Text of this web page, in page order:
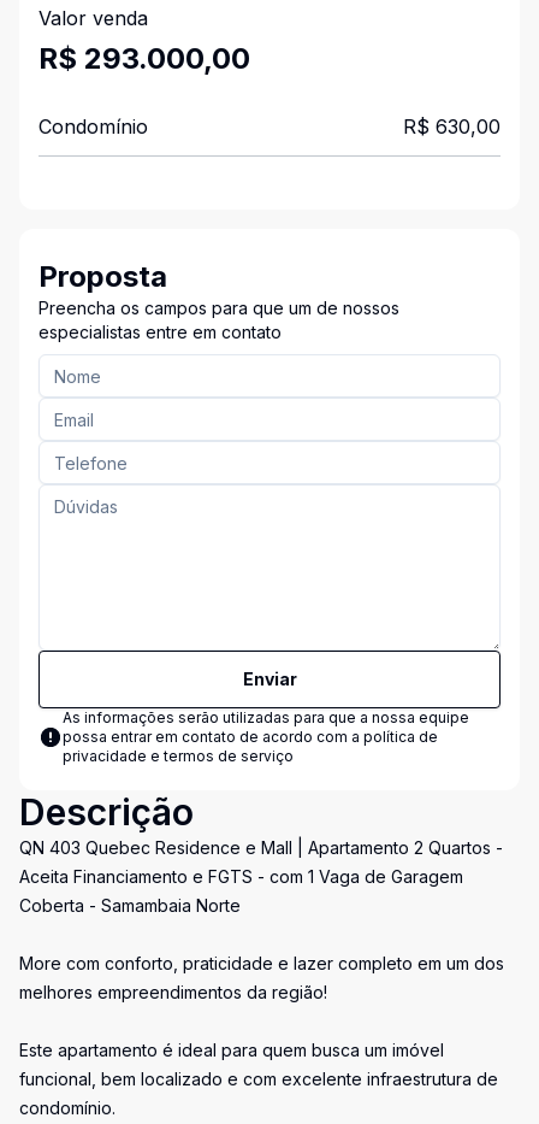
Valor venda
R$ 293.000,00
Condomínio R$ 630,00
Proposta
Preencha os campos para que um de nossos
especialistas entre em contato
Enviar
As informações serão utilizadas para que a nossa equipe
possa entrar em contato de acordo com a política de
privacidade e termos de serviço
Descrição
QN 403 Quebec Residence e Mall | Apartamento 2 Quartos -
Aceita Financiamento e FGTS - com 1 Vaga de Garagem
Coberta - Samambaia Norte
More com conforto, praticidade e lazer completo em um dos
melhores empreendimentos da região!
Este apartamento é ideal para quem busca um imóvel
funcional, bem localizado e com excelente infraestrutura de
condomínio.